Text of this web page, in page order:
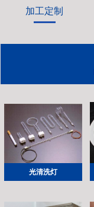
加工定制
光清洗灯